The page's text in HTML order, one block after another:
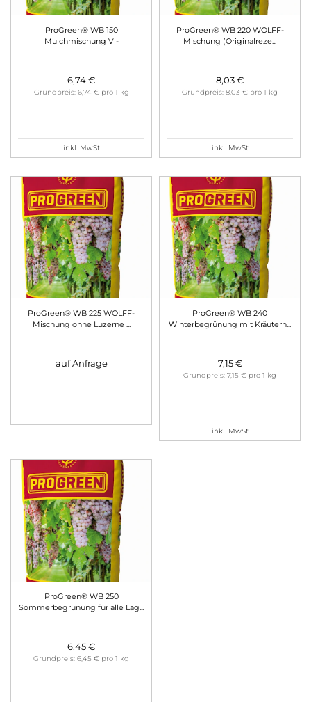
ProGreen® WB 150
Mulchmischung V -
6,74 €
Grundpreis: 6,74 € pro 1 kg
inkl. MwSt
ProGreen® WB 220 WOLFF-
Mischung (Originalreze...
8,03 €
Grundpreis: 8,03 € pro 1 kg
inkl. MwSt
ProGreen® WB 225 WOLFF-
Mischung ohne Luzerne ...
auf Anfrage
ProGreen® WB 240
Winterbegrünung mit Kräutern...
7,15 €
Grundpreis: 7,15 € pro 1 kg
inkl. MwSt
ProGreen® WB 250
Sommerbegrünung für alle Lag...
6,45 €
Grundpreis: 6,45 € pro 1 kg